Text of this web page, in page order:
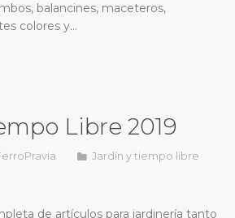
balancines, maceteros,
colores y…
Libre 2019
Jardín y tiempo libre
de artículos para jardinería tanto